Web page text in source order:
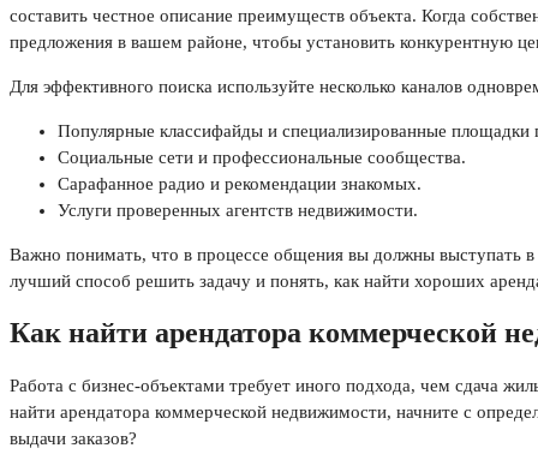
составить честное описание преимуществ объекта. Когда
предложения в вашем районе, чтобы установить конкурентную
Для эффективного поиска используйте несколько каналов
Популярные классифайды и специализированные площадки
Социальные сети и профессиональные сообщества.
Сарафанное радио и рекомендации знакомых.
Услуги проверенных агентств недвижимости.
Важно понимать, что в процессе общения вы должны выступать
лучший способ решить задачу и понять, как найти хороших
Как найти арендатора коммерческой
Работа с бизнес-объектами требует иного подхода, чем сдача
найти арендатора коммерческой недвижимости, начните с
выдачи заказов?